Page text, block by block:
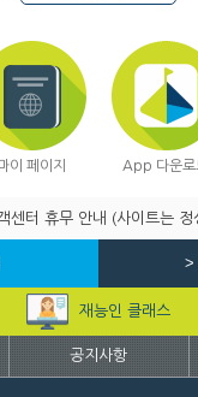
이 페이지 App 다운로
터 휴무 안내 (사이트는 정
>
재능인 클래스
공지사항